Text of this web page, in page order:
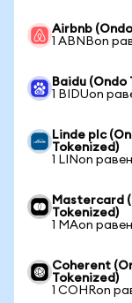
Airbnb
1 ABNBon
Baidu (Ondo
1 BIDUon
Linde plc
Tokenized)
1 LINon
Mastercard
Tokenized)
1 MAon
Coherent
Tokenized)
1 COHRon